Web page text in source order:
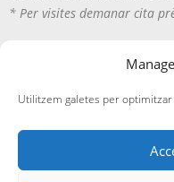
Utilitzem galetes per
* Per visites demanar cita